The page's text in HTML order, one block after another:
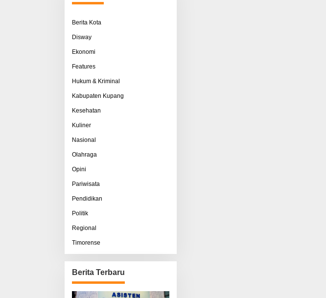
Berita Kota
Disway
Ekonomi
Features
Hukum & Kriminal
Kabupaten Kupang
Kesehatan
Kuliner
Nasional
Olahraga
Opini
Pariwisata
Pendidikan
Politik
Regional
Timorense
Berita Terbaru